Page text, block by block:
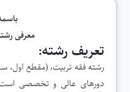
معرفی
تعریف رشته:
رشته فقه تربیت، (مقطع
دوره­ای عالی و تخصصی